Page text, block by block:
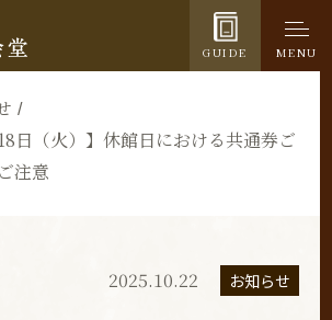
GUIDE MENU
日（火）】休館日における共通券ご
注意
2025.10.22 お知らせ